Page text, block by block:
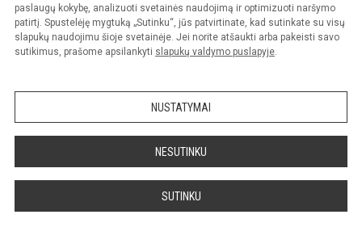
paslaugų kokybę, analizuoti svetainės naudojimą ir optimizuoti naršymo
patirtį. Spustelėję mygtuką „Sutinku“, jūs patvirtinate, kad sutinkate su visų
slapukų naudojimu šioje svetainėje. Jei norite atšaukti arba pakeisti savo
sutikimus, prašome apsilankyti slapukų valdymo puslapyje.
NUSTATYMAI
NESUTINKU
SUTINKU
Kopijuoti turinį be raštiško gimnazijos sutikimo griežtai draudžiama.
Prieinamumo paraiška Slapukų valdymas
Sumanus būdas atnaujinti